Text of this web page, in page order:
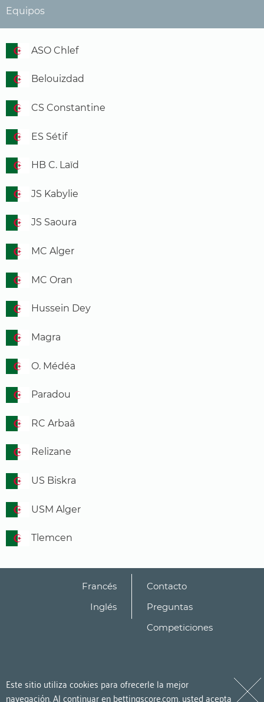
Equipos
ASO Chlef
Belouizdad
CS Constantine
ES Sétif
HB C. Laïd
JS Kabylie
JS Saoura
MC Alger
MC Oran
Hussein Dey
Magra
O. Médéa
Paradou
RC Arbaâ
Relizane
US Biskra
USM Alger
Tlemcen
Francés
Inglés
Contacto
Preguntas
Competiciones
Este sitio utiliza cookies para ofrecerle la mejor
navegación. Al continuar en bettingscore.com, usted acepta